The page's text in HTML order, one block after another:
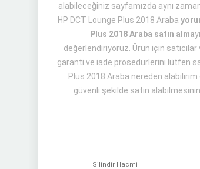
alabileceğiniz sayfamızda aynı
HP DCT Lounge Plus 2018 Araba
Plus 2018 Araba satın alma
değerlendiriyoruz. Ürün için
garanti ve iade prosedürlerini lütfen
Plus 2018 Araba nereden
güvenli şekilde satın
Silindir Hacmi